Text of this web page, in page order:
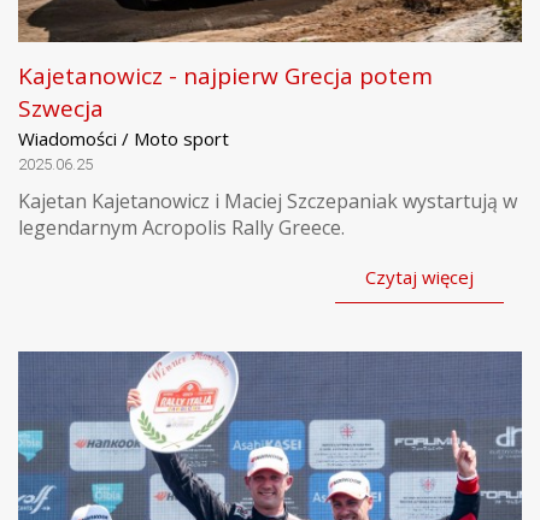
Kajetanowicz - najpierw Grecja potem
Szwecja
Wiadomości / Moto sport
2025.06.25
Kajetan Kajetanowicz i Maciej Szczepaniak wystartują w
legendarnym Acropolis Rally Greece.
Czytaj więcej